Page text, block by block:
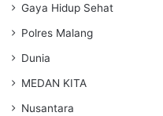
Gaya Hidup Sehat
Polres Malang
Dunia
MEDAN KITA
Nusantara